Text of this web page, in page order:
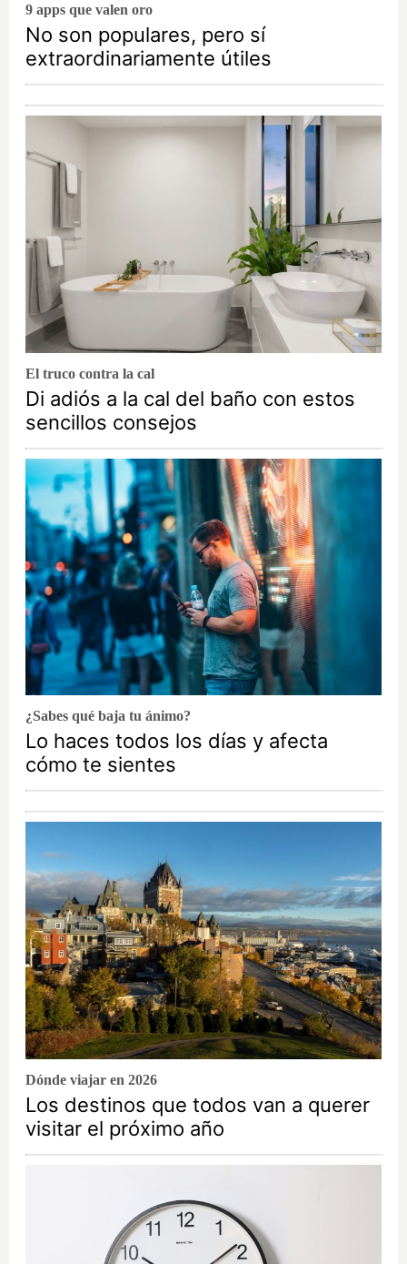
9 apps que valen oro
No son populares, pero sí
extraordinariamente útiles
El truco contra la cal
Di adiós a la cal del baño con estos
sencillos consejos
¿Sabes qué baja tu ánimo?
Lo haces todos los días y afecta
cómo te sientes
Dónde viajar en 2026
Los destinos que todos van a querer
visitar el próximo año